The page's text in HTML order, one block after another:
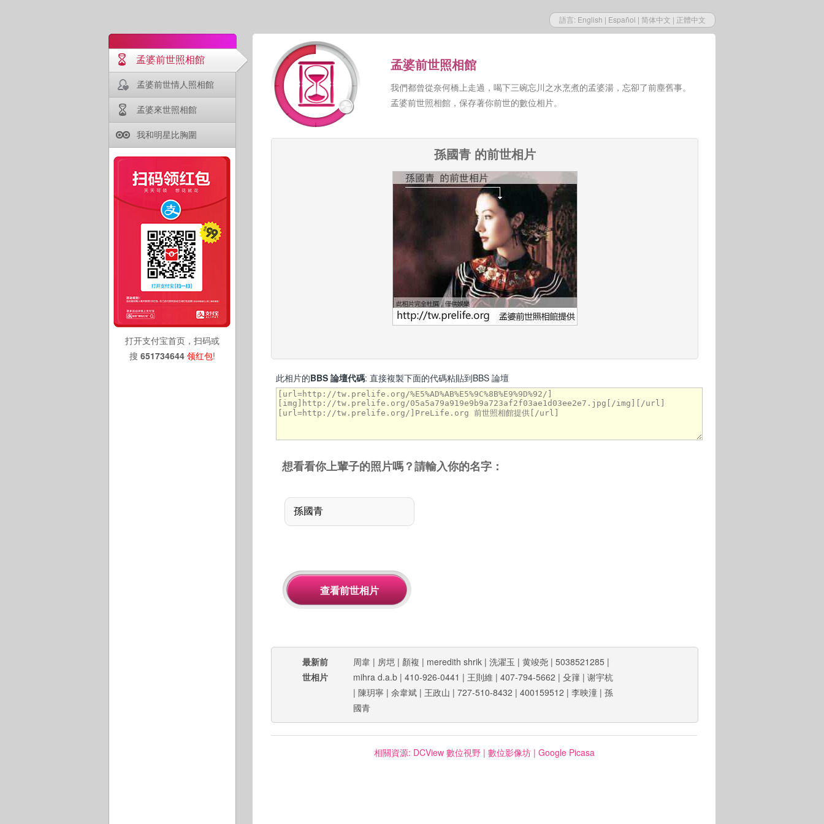
語言: English | Español | 简体中文 | 正體中文
孟婆前世照相館
孟婆前世情人照相館
孟婆來世照相館
我和明星比胸圍
打开支付宝首页，扫码或
搜 651734644 领红包!
孟婆前世照相館
我們都曾從奈何橋上走過，喝下三碗忘川之水烹煮的孟婆湯，忘卻了前塵舊事。
孟婆前世照相館，保存著你前世的數位相片。
孫國青 的前世相片
此相片的BBS 論壇代碼: 直接複製下面的代碼粘貼到BBS 論壇
想看看你上輩子的照片嗎？請輸入你的名字：
最新前
世相片
周韋 | 房垲 | 顏複 | meredith shrik | 洗濯玉 | 黄竣尧 | 5038521285 |
mihra d.a.b | 410-926-0441 | 王則維 | 407-794-5662 | 殳籜 | 谢宇杭
| 陳玥寧 | 余韋斌 | 王政山 | 727-510-8432 | 400159512 | 李映潼 | 孫
國青
相關資源: DCView 數位視野| 數位影像坊| Google Picasa